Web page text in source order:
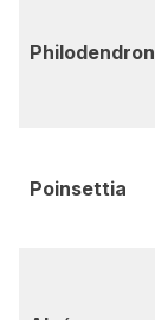
Philodendron
Poinsettia